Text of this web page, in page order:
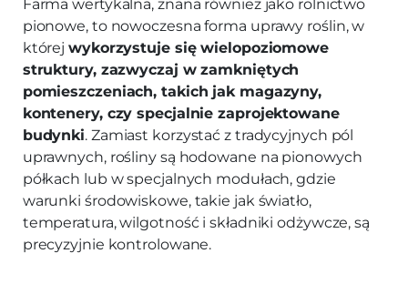
Farma wertykalna, znana również jako rolnictwo
pionowe, to nowoczesna forma uprawy roślin, w
którejwykorzystuje się wielopoziomowe
struktury, zazwyczaj w zamkniętych
pomieszczeniach, takich jak magazyny,
kontenery, czy specjalnie zaprojektowane
budynki. Zamiast korzystać z tradycyjnych pól
uprawnych, rośliny są hodowane na pionowych
półkach lub w specjalnych modułach, gdzie
warunki środowiskowe, takie jak światło,
temperatura, wilgotność i składniki odżywcze, są
precyzyjnie kontrolowane.